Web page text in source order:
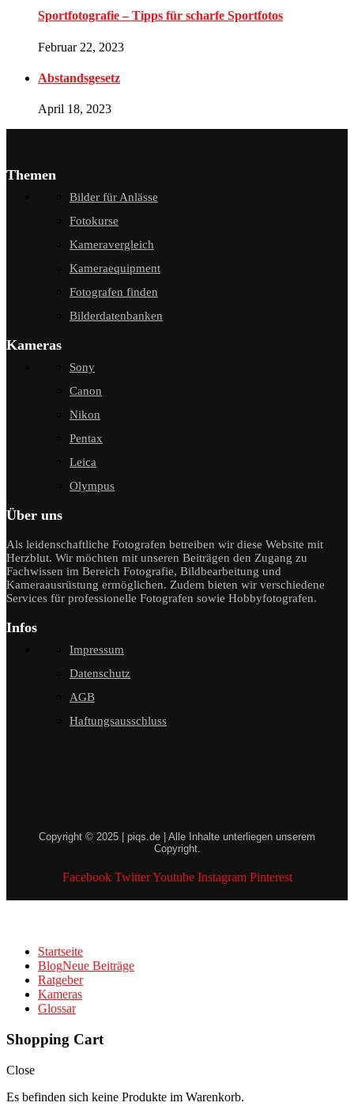
Sportfotografie – Tipps für scharfe Sportfotos
Februar 22, 2023
Abstandsgesetz
April 18, 2023
Themen
Bilder für Anlässe
Fotokurse
Kameravergleich
Kameraequipment
Fotografen finden
Bilderdatenbanken
Kameras
Sony
Canon
Nikon
Pentax
Leica
Olympus
Über uns
Als leidenschaftliche Fotografen betreiben wir diese Website mit
Herzblut. Wir möchten mit unseren Beiträgen den Zugang zu
Fachwissen im Bereich Fotografie, Bildbearbeitung und
Kameraausrüstung ermöglichen. Zudem bieten wir verschiedene
Services für professionelle Fotografen sowie Hobbyfotografen.
Infos
Impressum
Datenschutz
AGB
Haftungsausschluss
Copyright © 2025 | piqs.de | Alle Inhalte unterliegen unserem
Copyright.
Facebook Twitter Youtube Instagram Pinterest
Startseite
BlogNeue Beiträge
Ratgeber
Kameras
Glossar
Shopping Cart
Close
Es befinden sich keine Produkte im Warenkorb.